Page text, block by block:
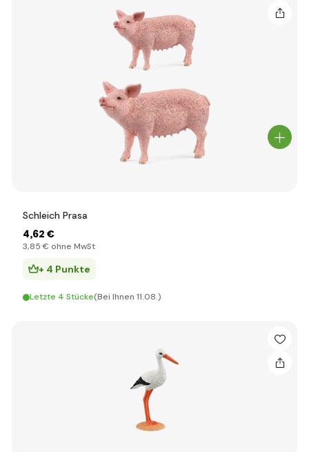
Schleich Prasa
4,62 €
3,85 € ohne MwSt
+ 4 Punkte
Letzte 4 Stücke(Bei Ihnen 11.08.)